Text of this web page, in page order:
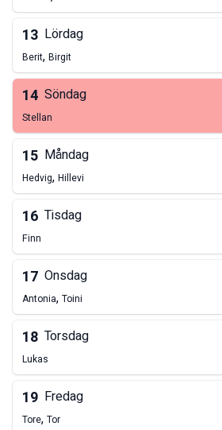
13 Lördag
Berit, Birgit
14 Söndag
Stellan
15 Måndag
Hedvig, Hillevi
16 Tisdag
Finn
17 Onsdag
Antonia, Toini
18 Torsdag
Lukas
19 Fredag
Tore, Tor